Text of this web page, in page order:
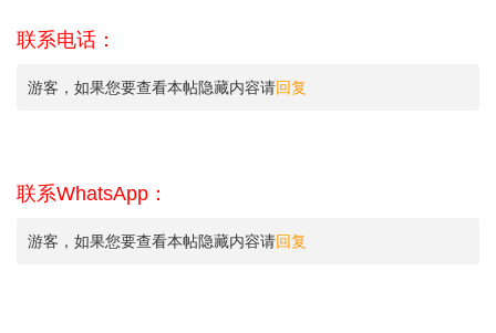
联系电话：
游客，如果您要查看本帖隐藏内容请回复
联系WhatsApp：
游客，如果您要查看本帖隐藏内容请回复